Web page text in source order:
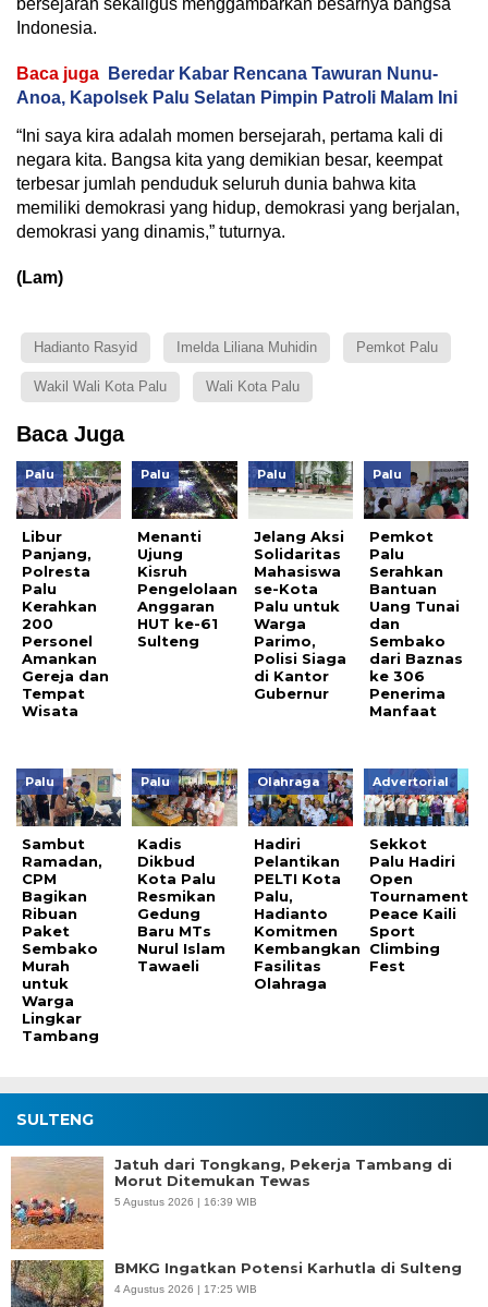
bersejarah sekaligus menggambarkan besarnya bangsa
Indonesia.
Baca juga
Beredar Kabar Rencana Tawuran Nunu-
Anoa, Kapolsek Palu Selatan Pimpin Patroli Malam Ini
“Ini saya kira adalah momen bersejarah, pertama kali di
negara kita. Bangsa kita yang demikian besar, keempat
terbesar jumlah penduduk seluruh dunia bahwa kita
memiliki demokrasi yang hidup, demokrasi yang berjalan,
demokrasi yang dinamis,” tuturnya.
(Lam)
Hadianto Rasyid Imelda Liliana Muhidin Pemkot Palu
Wakil Wali Kota Palu Wali Kota Palu
Baca Juga
Palu
Libur
Panjang,
Polresta
Palu
Kerahkan
200
Personel
Amankan
Gereja dan
Tempat
Wisata
Palu
Menanti
Ujung
Kisruh
Pengelolaan
Anggaran
HUT ke-61
Sulteng
Palu
Jelang Aksi
Solidaritas
Mahasiswa
se-Kota
Palu untuk
Warga
Parimo,
Polisi Siaga
di Kantor
Gubernur
Palu
Pemkot
Palu
Serahkan
Bantuan
Uang Tunai
dan
Sembako
dari Baznas
ke 306
Penerima
Manfaat
Palu
Sambut
Ramadan,
CPM
Bagikan
Ribuan
Paket
Sembako
Murah
untuk
Warga
Lingkar
Tambang
Palu
Kadis
Dikbud
Kota Palu
Resmikan
Gedung
Baru MTs
Nurul Islam
Tawaeli
Olahraga
Hadiri
Pelantikan
PELTI Kota
Palu,
Hadianto
Komitmen
Kembangkan
Fasilitas
Olahraga
Advertorial
Sekkot
Palu Hadiri
Open
Tournament
Peace Kaili
Sport
Climbing
Fest
SULTENG
Jatuh dari Tongkang, Pekerja Tambang di
Morut Ditemukan Tewas
5 Agustus 2026 | 16:39 WIB
BMKG Ingatkan Potensi Karhutla di Sulteng
4 Agustus 2026 | 17:25 WIB